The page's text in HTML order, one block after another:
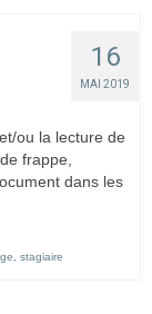
16
MAI 2019
ou la lecture de
frappe,
dans les
stagiaire